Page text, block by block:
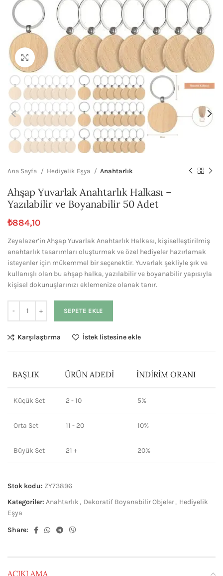
Büyütmek için tıklayın
Ana Sayfa Hediyelik Eşya Anahtarlık
Ahşap Yuvarlak Anahtarlık Halkası –
Yazılabilir ve Boyanabilir 50 Adet
₺884,10
Zeyalazer’in Ahşap Yuvarlak Anahtarlık Halkası, kişiselleştirilmiş
anahtarlık tasarımları oluşturmak ve özel hediyeler hazırlamak
isteyenler için mükemmel bir seçenektir. Yuvarlak şekliyle şık ve
kullanışlı olan bu ahşap halka, yazılabilir ve boyanabilir yapısıyla
kişisel dokunuşlarınızı eklemenize olanak tanır.
SEPETE EKLE
Karşılaştırma İstek listesine ekle
BAŞLIK ÜRÜN ADEDI İNDIRIM ORANI
Küçük Set 2 - 10 5%
Orta Set 11 - 20 10%
Büyük Set 21 + 20%
Stok kodu: ZY73896
Kategoriler: Anahtarlık , Dekoratif Boyanabilir Objeler, Hediyelik
Eşya
Share:
AÇIKLAMA